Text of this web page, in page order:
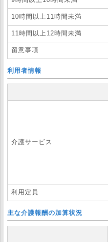
10時間以上11時間未満
11時間以上12時間未満
留意事項
利用者情報
介護サービス
利用定員
主な介護報酬の加算状況